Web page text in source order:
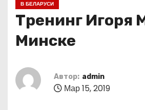
В БЕЛАРУСИ
Тренинг Игоря
Минске
Автор: admin
Мар 15, 2019